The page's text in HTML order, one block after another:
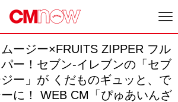
ージー×FRUITS ZIPPER フル
ー！セブン-イレブンの「セブ
ー」が くだものギュッと、で
に！ WEB CM「ぴゅあいんざ